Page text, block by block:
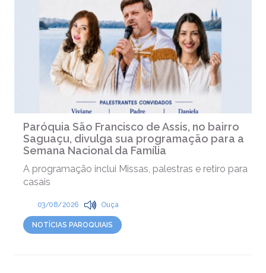
Paróquia São Francisco de Assis, no bairro
Saguaçu, divulga sua programação para a
Semana Nacional da Família
A programação inclui Missas, palestras e retiro para
casais
03/08/2026 Ouça
NOTÍCIAS PAROQUIAIS